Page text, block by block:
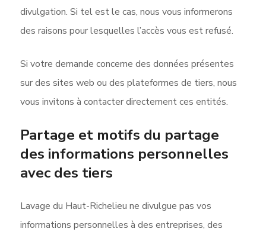
divulgation. Si tel est le cas, nous vous informerons
des raisons pour lesquelles l’accès vous est refusé.
Si votre demande concerne des données présentes
sur des sites web ou des plateformes de tiers, nous
vous invitons à contacter directement ces entités.
Partage et motifs du partage
des informations personnelles
avec des tiers
Lavage du Haut-Richelieu ne divulgue pas vos
informations personnelles à des entreprises, des